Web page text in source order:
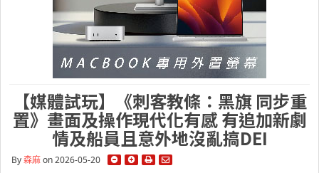
【媒體試玩】《刺客教條：黑旗 同步重
置》畫面及操作現代化有感 有追加新劇
情及船員且意外地沒亂搞DEI
By森麻on 2026-05-20